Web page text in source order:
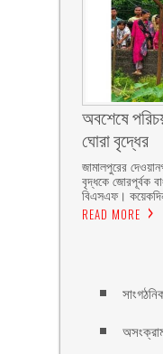
অবশেষে
ঘোরা বৃদ্ধের
জামালপুরের
বৃদ্ধকে জোরপূর্বক
বিএসএফ।
READ MORE